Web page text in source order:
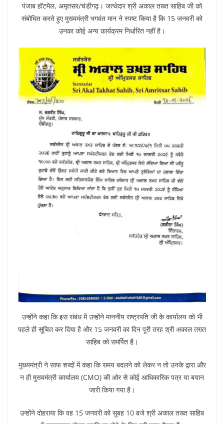
पंजाब हॉटमेल, अमृतसर/चंडीगढ़। जत्थेदार श्री अकाल तख्त साहिब जी को
संबोधित करते हुए मुख्यमंत्री भगवंत मान ने स्पष्ट किया है कि 15 जनवरी को
उनका कोई अन्य कार्यक्रम निर्धारित नहीं है।
उन्होंने कहा कि इस संबंध में उन्होंने माननीय राष्ट्रपति जी के कार्यालय को भी
पहले ही सूचित कर दिया है और 15 जनवरी का दिन पूरी तरह श्री अकाल तख्त
साहिब को समर्पित है।
मुख्यमंत्री ने साफ शब्दों में कहा कि समय बदलने को लेकर न तो उनके द्वारा और
न ही मुख्यमंत्री कार्यालय (CMO) की ओर से कोई आधिकारिक पत्र या बयान
जारी किया गया है।
उन्होंने दोहराया कि वह 15 जनवरी को सुबह 10 बजे श्री अकाल तख्त साहिब